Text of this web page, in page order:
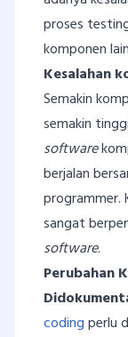
proses
komponen
Kesalahan
Semakin
semakin
software
berjalan
programmer.
sangat
software.
Perubahan
codingperlu